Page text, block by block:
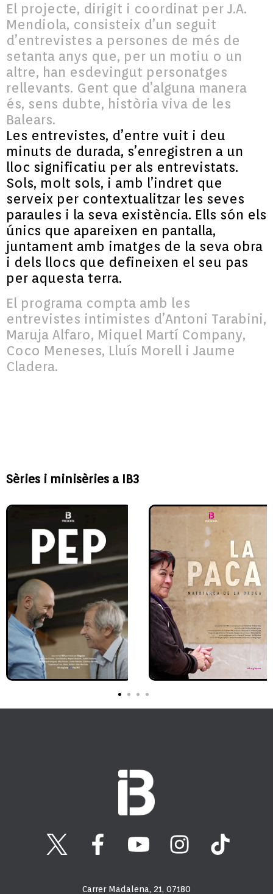
El projecte, dirigit i coordinat per J.A.
Mendiola, consisteix d’un seguit
d’entrevistes a persones de més de
setanta anys que, per un motiu o un
altre, han esdevingut personatges
rellevants. Gent que d’alguna manera
és, sens dubte, història viva de les
Balears.
Les entrevistes, d’entre vuit i deu
minuts de durada, s’enregistren a un
lloc significatiu per als entrevistats.
Sols, molt sols, i amb l’indret que
serveix per contextualitzar les seves
paraules i la seva existència. Ells són els
únics que apareixen en pantalla,
juntament amb imatges de la seva obra
i dels llocs que defineixen el seu pas
per aquesta terra.
El programa compta amb les
entrevistes intimistes d’Antoni Tarabini,
Maruja Alfaro, Miquel Martí Company,
Coco Meneses, Lluís Morell i Jaume
Cladera.
Sèries i minisèries a IB3
Carrer Madalena, 21, 07180